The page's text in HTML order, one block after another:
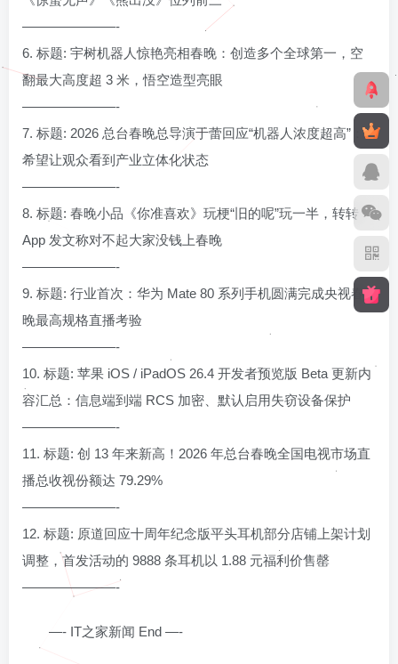
———————-
6. 标题: 宇树机器人惊艳亮相春晚：创造多个全球第一，空
翻最大高度超 3 米，悟空造型亮眼
———————-
7. 标题: 2026 总台春晚总导演于蕾回应“机器人浓度超高”：
希望让观众看到产业立体化状态
———————-
8. 标题: 春晚小品《你准喜欢》玩梗“旧的呢”玩一半，转转
App 发文称对不起大家没钱上春晚
———————-
9. 标题: 行业首次：华为 Mate 80 系列手机圆满完成央视春
晚最高规格直播考验
———————-
10. 标题: 苹果 iOS / iPadOS 26.4 开发者预览版 Beta 更新内
容汇总：信息端到端 RCS 加密、默认启用失窃设备保护
———————-
11. 标题: 创 13 年来新高！2026 年总台春晚全国电视市场直
播总收视份额达 79.29%
———————-
12. 标题: 原道回应十周年纪念版平头耳机部分店铺上架计划
调整，首发活动的 9888 条耳机以 1.88 元福利价售罄
———————-
—- IT之家新闻 End —-